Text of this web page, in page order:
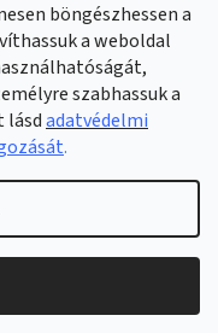
böngészhessen a
a weboldal
szabhassuk a
lásdadatvédelmi
.